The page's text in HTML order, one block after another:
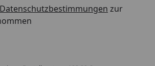
Datenschutzbestimmungen zur